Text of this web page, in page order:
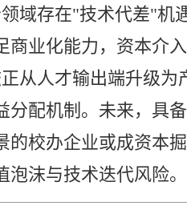
域存在"技术代差"机
商业化能力，资本介
从人才输出端升级为
分配机制。未来，具
的校办企业或成资本
沫与技术迭代风险。